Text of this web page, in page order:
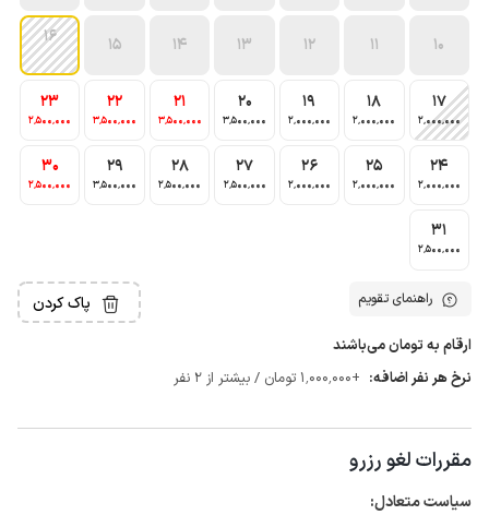
10
11
12
13
14
15
16
17
2٬000٬000
18
2٬000٬000
19
2٬000٬000
20
3٬500٬000
21
3٬500٬000
22
3٬500٬000
23
2٬500٬000
24
2٬000٬000
25
2٬000٬000
26
2٬000٬000
27
2٬500٬000
28
2٬500٬000
29
3٬500٬000
30
2٬500٬000
31
2٬500٬000
راهنمای تقویم پاک کردن
ارقام به تومان می‌باشند
نرخ هر نفر اضافه: +1٬000٬000 تومان / بیشتر از 2 نفر
مقررات لغو رزرو
سیاست متعادل: